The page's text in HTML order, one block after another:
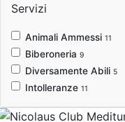
Servizi
Animali Ammessi 11
Biberoneria 9
Diversamente Abili 5
Intolleranze 11